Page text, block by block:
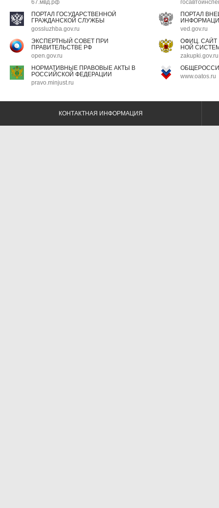
67.мвд.рф
ПОРТАЛ ГОСУДАРСТВЕННОЙ
ГРАЖДАНСКОЙ СЛУЖБЫ
gossluzhba.gov.ru
ПОРТАЛ
ved.gov.ru
ЭКСПЕРТНЫЙ СОВЕТ ПРИ
ПРАВИТЕЛЬСТВЕ РФ
open.gov.ru
ОФИЦ.
НОЙ
zakupki.gov.ru
НОРМАТИВНЫЕ ПРАВОВЫЕ АКТЫ В
РОССИЙСКОЙ ФЕДЕРАЦИИ
pravo.minjust.ru
www.oatos.ru
КОНТАКТНАЯ ИНФОРМАЦИЯ